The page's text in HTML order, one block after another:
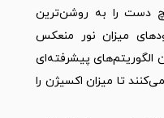
دست را به روشن‌ترین
میزان نور منعکس
الگوریتم‌های پیشرفته‌ای
تا میزان اکسیژن را